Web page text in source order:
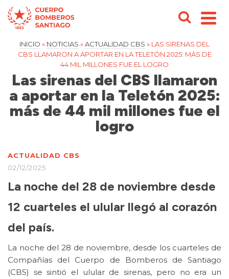
INICIO » NOTICIAS »ACTUALIDAD CBS » LAS SIRENAS DEL
CBS LLAMARON A APORTAR EN LA TELETÓN 2025: MÁS DE
44 MIL MILLONES FUE EL LOGRO
Las sirenas del CBS llamaron
a aportar en la Teletón 2025:
más de 44 mil millones fue el
logro
ACTUALIDAD CBS
02/12/2025
La noche del 28 de noviembre desde
12 cuarteles el ulular llegó al corazón
del país.
La noche del 28 de noviembre, desde los cuarteles de
Compañías del Cuerpo de Bomberos de Santiago
(CBS) se sintió el ulular de sirenas, pero no era un